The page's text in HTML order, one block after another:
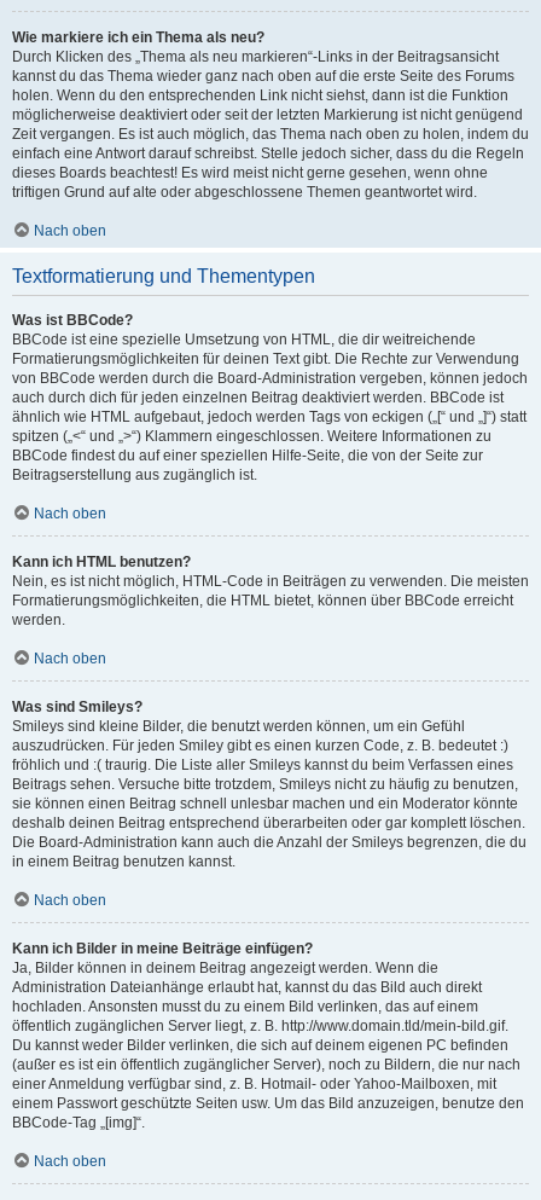
Wie markiere ich ein Thema als neu?
Durch Klicken des „Thema als neu markieren“-Links in der Beitragsansicht
kannst du das Thema wieder ganz nach oben auf die erste Seite des Forums
holen. Wenn du den entsprechenden Link nicht siehst, dann ist die Funktion
möglicherweise deaktiviert oder seit der letzten Markierung ist nicht genügend
Zeit vergangen. Es ist auch möglich, das Thema nach oben zu holen, indem du
einfach eine Antwort darauf schreibst. Stelle jedoch sicher, dass du die Regeln
dieses Boards beachtest! Es wird meist nicht gerne gesehen, wenn ohne
triftigen Grund auf alte oder abgeschlossene Themen geantwortet wird.
Nach oben
Textformatierung und Thementypen
Was ist BBCode?
BBCode ist eine spezielle Umsetzung von HTML, die dir weitreichende
Formatierungsmöglichkeiten für deinen Text gibt. Die Rechte zur Verwendung
von BBCode werden durch die Board-Administration vergeben, können jedoch
auch durch dich für jeden einzelnen Beitrag deaktiviert werden. BBCode ist
ähnlich wie HTML aufgebaut, jedoch werden Tags von eckigen („[“ und „]“) statt
spitzen („<“ und „>“) Klammern eingeschlossen. Weitere Informationen zu
BBCode findest du auf einer speziellen Hilfe-Seite, die von der Seite zur
Beitragserstellung aus zugänglich ist.
Nach oben
Kann ich HTML benutzen?
Nein, es ist nicht möglich, HTML-Code in Beiträgen zu verwenden. Die meisten
Formatierungsmöglichkeiten, die HTML bietet, können über BBCode erreicht
werden.
Nach oben
Was sind Smileys?
Smileys sind kleine Bilder, die benutzt werden können, um ein Gefühl
auszudrücken. Für jeden Smiley gibt es einen kurzen Code, z. B. bedeutet :)
fröhlich und :( traurig. Die Liste aller Smileys kannst du beim Verfassen eines
Beitrags sehen. Versuche bitte trotzdem, Smileys nicht zu häufig zu benutzen,
sie können einen Beitrag schnell unlesbar machen und ein Moderator könnte
deshalb deinen Beitrag entsprechend überarbeiten oder gar komplett löschen.
Die Board-Administration kann auch die Anzahl der Smileys begrenzen, die du
in einem Beitrag benutzen kannst.
Nach oben
Kann ich Bilder in meine Beiträge einfügen?
Ja, Bilder können in deinem Beitrag angezeigt werden. Wenn die
Administration Dateianhänge erlaubt hat, kannst du das Bild auch direkt
hochladen. Ansonsten musst du zu einem Bild verlinken, das auf einem
öffentlich zugänglichen Server liegt, z. B. http://www.domain.tld/mein-bild.gif.
Du kannst weder Bilder verlinken, die sich auf deinem eigenen PC befinden
(außer es ist ein öffentlich zugänglicher Server), noch zu Bildern, die nur nach
einer Anmeldung verfügbar sind, z. B. Hotmail- oder Yahoo-Mailboxen, mit
einem Passwort geschützte Seiten usw. Um das Bild anzuzeigen, benutze den
BBCode-Tag „[img]“.
Nach oben